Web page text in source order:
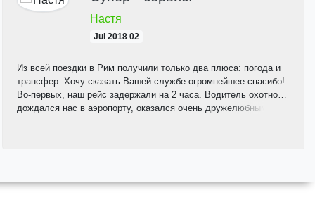
Настя
02 Jul 2018
Из всей поездки в Рим получили только два плюса: погода и
трансфер. Хочу сказать Вашей службе огромнейшее спасибо!
Во-первых, наш рейс задержали на 2 часа. Водитель охотно
дождался нас в аэропорту, оказался очень дружелюбным, и
Поверьте, это дорогого стоит! К сожалению, мои приключения